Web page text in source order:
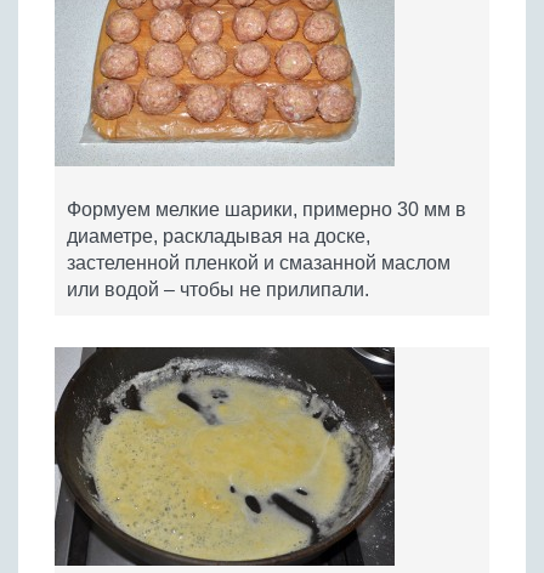
Формуем мелкие шарики, примерно 30 мм в
диаметре, раскладывая на доске,
застеленной пленкой и смазанной маслом
или водой – чтобы не прилипали.